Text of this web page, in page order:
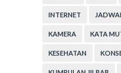
INTERNET
KAMERA KATA
KESEHATAN